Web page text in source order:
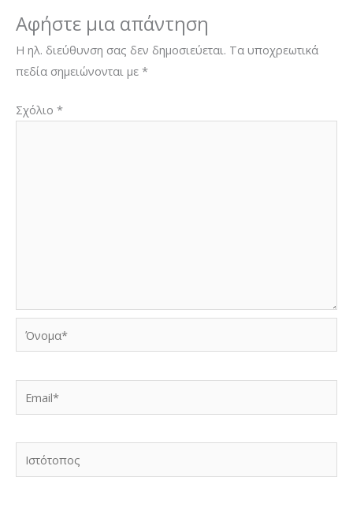
Αφήστε μια απάντηση
Η ηλ. διεύθυνση σας δεν δημοσιεύεται. Τα υποχρεωτικά
πεδία σημειώνονται με *
Σχόλιο *
Ιστότοπος